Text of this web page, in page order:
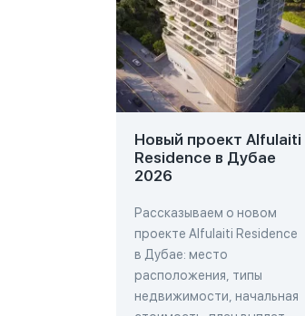
Новый проект Alfulaiti
Residence в Дубае
2026
Рассказываем о новом
проекте Alfulaiti Residence
в Дубае: место
расположения, типы
недвижимости, начальная